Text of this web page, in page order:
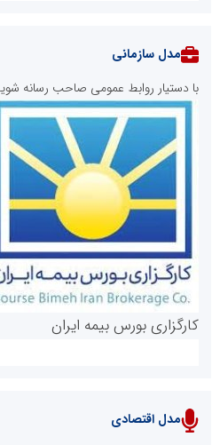
روابط عمومی خبرگزاری گزارش خبر
پایگاه خبری نهضت ملی مسکن
مدل سازمانی
با دستیار روابط عمومی صاحب رسانه
کارگزاری بورس بیمه ایران
مدل اقتصادی